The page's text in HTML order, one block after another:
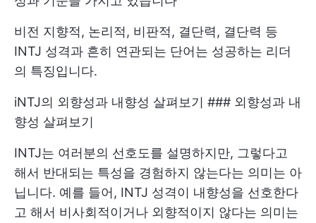
비전 지향적, 논리적, 비판적, 결단력, 결단력 등
INTJ 성격과 흔히 연관되는 단어는 성공하는 리더
의 특징입니다.
iNTJ의 외향성과 내향성 살펴보기 ### 외향성과 내
향성 살펴보기
INTJ는 여러분의 선호도를 설명하지만, 그렇다고
해서 반대되는 특성을 경험하지 않는다는 의미는 아
닙니다. 예를 들어, INTJ 성격이 내향성을 선호한다
고 해서 비사회적이거나 외향적이지 않다는 의미는